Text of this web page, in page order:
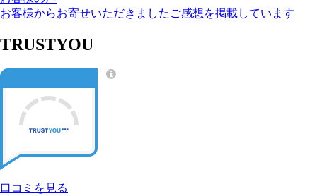
お客様からお寄せいただきましたご感想を掲載しています
TRUSTYOU
口コミを見る